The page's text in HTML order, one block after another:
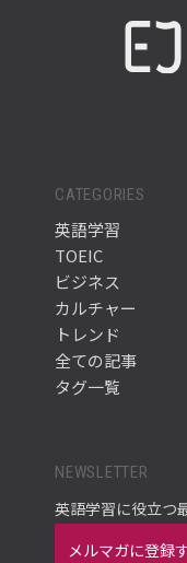
CATEGORIES
英語学習
TOEIC
ビジネス
カルチャー
トレンド
全ての記事
タグ一覧
NEWSLETTER
英語学習に役立つ
メルマガに登録